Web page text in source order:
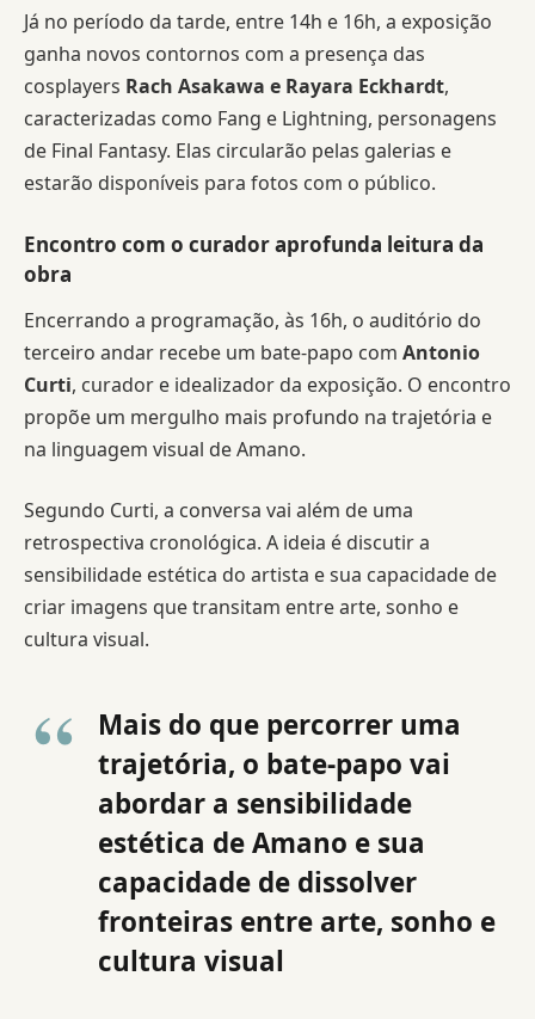
Já no período da tarde, entre 14h e 16h, a exposição
ganha novos contornos com a presença das
cosplayers Rach Asakawa e Rayara Eckhardt,
caracterizadas como Fang e Lightning, personagens
de Final Fantasy. Elas circularão pelas galerias e
estarão disponíveis para fotos com o público.
Encontro com o curador aprofunda leitura da
obra
Encerrando a programação, às 16h, o auditório do
terceiro andar recebe um bate-papo com Antonio
Curti, curador e idealizador da exposição. O encontro
propõe um mergulho mais profundo na trajetória e
na linguagem visual de Amano.
Segundo Curti, a conversa vai além de uma
retrospectiva cronológica. A ideia é discutir a
sensibilidade estética do artista e sua capacidade de
criar imagens que transitam entre arte, sonho e
cultura visual.
Mais do que percorrer uma
trajetória, o bate-papo vai
abordar a sensibilidade
estética de Amano e sua
capacidade de dissolver
fronteiras entre arte, sonho e
cultura visual